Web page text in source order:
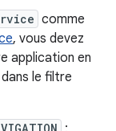
comme
, vous devez
application en
le filtre